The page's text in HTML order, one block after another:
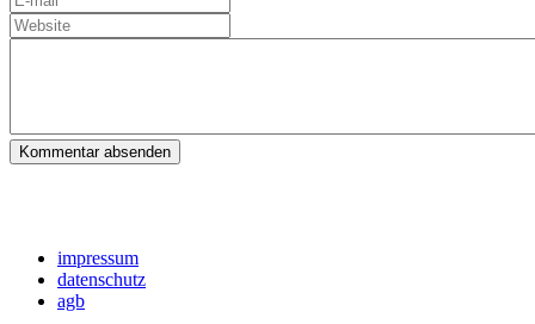
Kommentar absenden
impressum
datenschutz
agb